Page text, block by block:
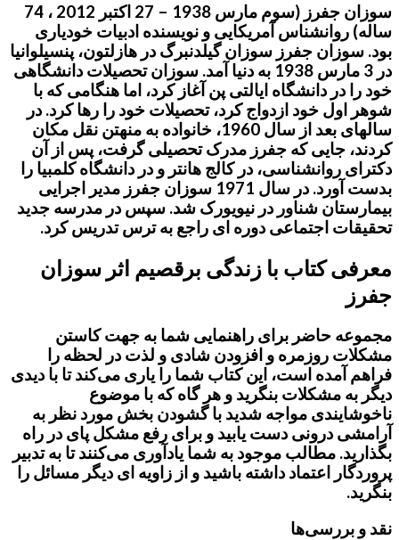
سوزان جفرز (سوم مارس 1938 – 27 اکتبر 2012 ، 74
ساله) روانشناس آمریکایی و نویسنده ادبیات خودیاری
بود. سوزان جفرز سوزان گیلدنبرگ در هازلتون، پنسیلوانیا
در 3 مارس 1938 به دنیا آمد. سوزان تحصیلات دانشگاهی
خود را در دانشگاه ایالتی پن آغاز کرد، اما هنگامی که با
شوهر اول خود ازدواج کرد، تحصیلات خود را رها کرد. در
سالهای بعد از سال 1960، خانواده به منهتن نقل مکان
کردند، جایی که جفرز مدرک تحصیلی گرفت، پس از آن
دکترای روانشناسی، در کالج هانتر و در دانشگاه کلمبیا را
بدست آورد. در سال 1971 سوزان جفرز مدیر اجرایی
بیمارستان شناور در نیویورک شد. سپس در مدرسه جدید
تحقیقات اجتماعی دوره ای راجع به ترس تدریس کرد.
معرفی کتاب با زندگی برقصیم اثر سوزان
جفرز
مجموعه حاضر برای راهنمایی شما به جهت کاستن
مشکلات روزمره و افزودن شادی و لذت در لحظه را
فراهم آمده است، این کتاب شما را یاری می‌کند تا با دیدی
دیگر به مشکلات بنگرید و هر گاه که با موضوع
ناخوشایندی مواجه شدید با گشودن بخش مورد نظر به
آرامشی درونی دست یابید و برای رفع مشکل پای در راه
بگذارید. مطالب موجود به شما یادآوری می‌کنند تا به تدبیر
پروردگار اعتماد داشته باشید و از زاویه ای دیگر مسائل را
بنگرید.
نقد و بررسی‌ها